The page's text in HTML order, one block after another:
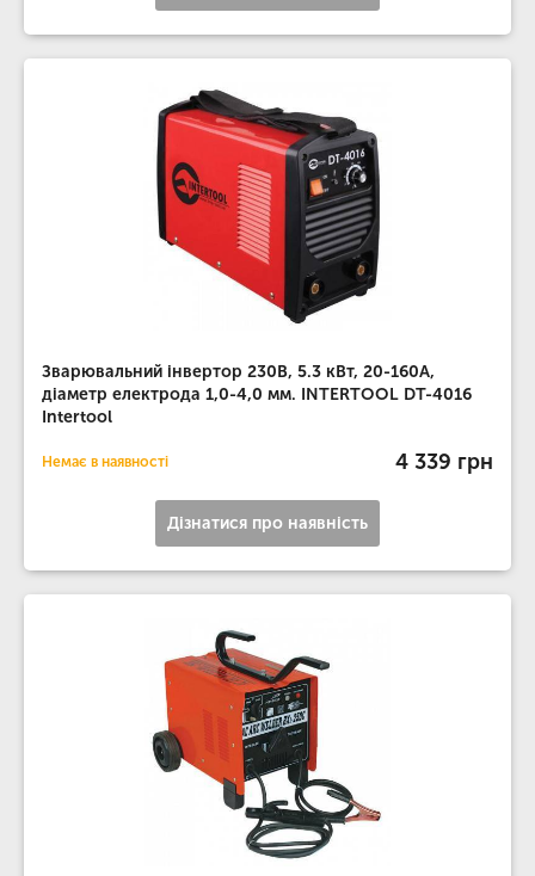
Зварювальний інвертор 230В, 5.3 кВт, 20-160А,
діаметр електрода 1,0-4,0 мм. INTERTOOL DT-4016
Intertool
Немає в наявності 4 339 грн
Дізнатися про наявність